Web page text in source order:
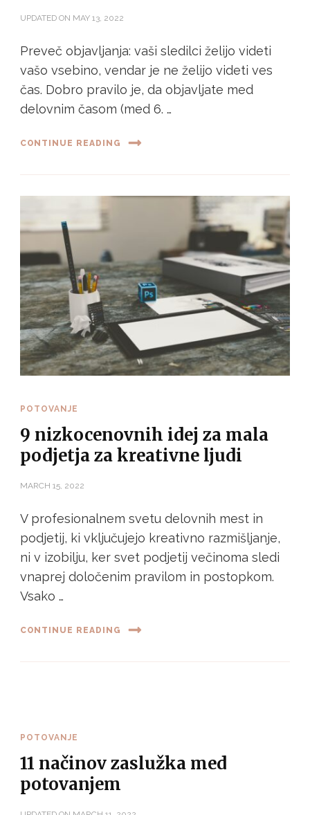
UPDATED ON MAY 13, 2022
Preveč objavljanja: vaši sledilci želijo videti
vašo vsebino, vendar je ne želijo videti ves
čas. Dobro pravilo je, da objavljate med
delovnim časom (med 6. …
CONTINUE READING
POTOVANJE
9 nizkocenovnih idej za mala
podjetja za kreativne ljudi
MARCH 15, 2022
V profesionalnem svetu delovnih mest in
podjetij, ki vključujejo kreativno razmišljanje,
ni v izobilju, ker svet podjetij večinoma sledi
vnaprej določenim pravilom in postopkom.
Vsako …
CONTINUE READING
POTOVANJE
11 načinov zaslužka med
potovanjem